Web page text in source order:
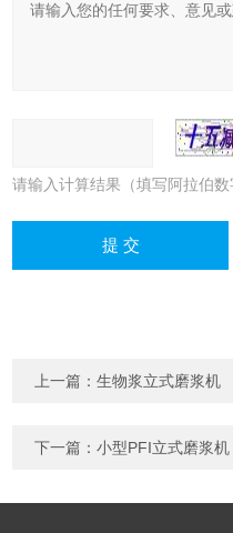
请输入计算结果（填写阿拉伯
上一篇：生物浆立式磨浆机
下一篇：小型PFI立式磨浆机